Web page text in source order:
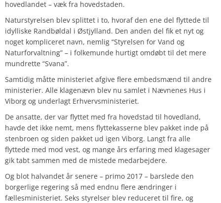
hovedlandet – væk fra hovedstaden.
Naturstyrelsen blev splittet i to, hvoraf den ene del flyttede til
idylliske Randbøldal i Østjylland. Den anden del fik et nyt og
noget kompliceret navn, nemlig “Styrelsen for Vand og
Naturforvaltning” – i folkemunde hurtigt omdøbt til det mere
mundrette “Svana”.
Samtidig måtte ministeriet afgive flere embedsmænd til andre
ministerier. Alle klagenævn blev nu samlet i Nævnenes Hus i
Viborg og underlagt Erhvervsministeriet.
De ansatte, der var flyttet med fra hovedstad til hovedland,
havde det ikke nemt, mens flyttekasserne blev pakket inde på
stenbroen og siden pakket ud igen Viborg. Langt fra alle
flyttede med mod vest, og mange års erfaring med klagesager
gik tabt sammen med de mistede medarbejdere.
Og blot halvandet år senere – primo 2017 – barslede den
borgerlige regering så med endnu flere ændringer i
fællesministeriet. Seks styrelser blev reduceret til fire, og